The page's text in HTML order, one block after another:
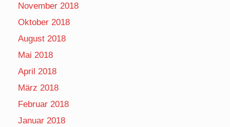
November 2018
Oktober 2018
August 2018
Mai 2018
April 2018
März 2018
Februar 2018
Januar 2018